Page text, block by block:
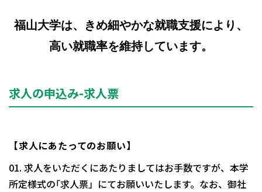
福山大学は、きめ細やかな就職支援により、
高い就職率を維持しています。
求人の申込み-求人票
【求人にあたってのお願い】
01. 求人をいただくにあたりましてはお手数ですが、本学
所定様式の｢求人票」にてお願いいたします。なお、御社